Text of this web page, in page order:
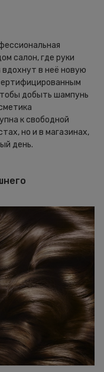
салон, где руки
в неё новую
добыть шампунь
к свободной
но и в магазинах,
день.